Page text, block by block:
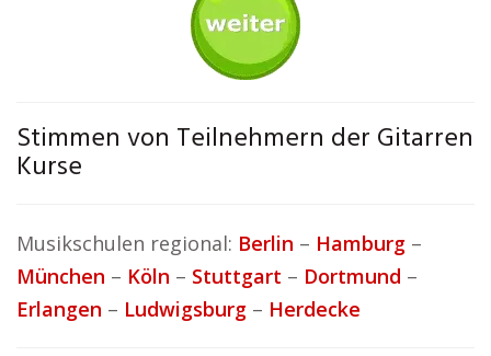
Stimmen von Teilnehmern der Gitarren
Kurse
Musikschulen regional: Berlin – Hamburg –
München – Köln – Stuttgart – Dortmund –
Erlangen – Ludwigsburg – Herdecke